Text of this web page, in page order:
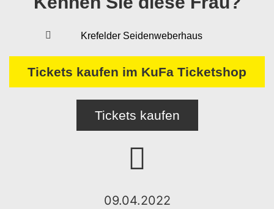
Krefelder Seidenweberhaus
Tickets kaufen im KuFa Ticketshop
Tickets kaufen
09.04.2022